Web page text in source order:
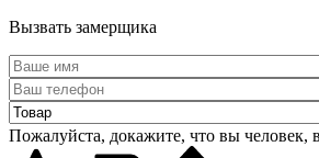
Вызвать замерщика
Пожалуйста, докажите, что вы человек,